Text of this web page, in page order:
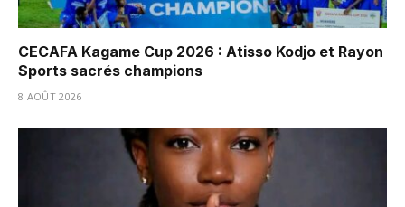
CECAFA Kagame Cup 2026 : Atisso Kodjo et Rayon
Sports sacrés champions
8 AOÛT 2026